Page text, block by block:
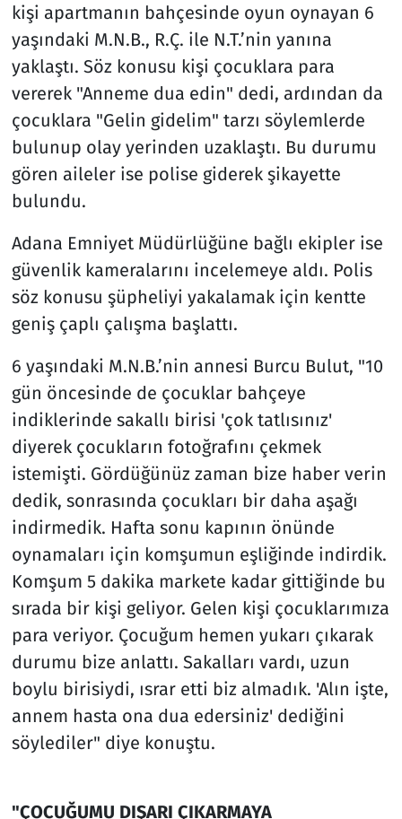
kişi apartmanın bahçesinde oyun oynayan 6
yaşındaki M.N.B., R.Ç. ile N.T.’nin yanına
yaklaştı. Söz konusu kişi çocuklara para
vererek "Anneme dua edin" dedi, ardından da
çocuklara "Gelin gidelim" tarzı söylemlerde
bulunup olay yerinden uzaklaştı. Bu durumu
gören aileler ise polise giderek şikayette
bulundu.
Adana Emniyet Müdürlüğüne bağlı ekipler ise
güvenlik kameralarını incelemeye aldı. Polis
söz konusu şüpheliyi yakalamak için kentte
geniş çaplı çalışma başlattı.
6 yaşındaki M.N.B.’nin annesi Burcu Bulut, "10
gün öncesinde de çocuklar bahçeye
indiklerinde sakallı birisi 'çok tatlısınız'
diyerek çocukların fotoğrafını çekmek
istemişti. Gördüğünüz zaman bize haber verin
dedik, sonrasında çocukları bir daha aşağı
indirmedik. Hafta sonu kapının önünde
oynamaları için komşumun eşliğinde indirdik.
Komşum 5 dakika markete kadar gittiğinde bu
sırada bir kişi geliyor. Gelen kişi çocuklarımıza
para veriyor. Çocuğum hemen yukarı çıkarak
durumu bize anlattı. Sakalları vardı, uzun
boylu birisiydi, ısrar etti biz almadık. 'Alın işte,
annem hasta ona dua edersiniz' dediğini
söylediler" diye konuştu.
"ÇOCUĞUMU DIŞARI ÇIKARMAYA
Televizyon